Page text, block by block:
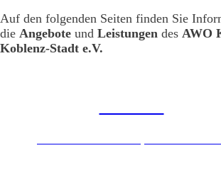
Auf den folgenden Seiten finden Sie
die Angebote und Leistungen des AWO
Koblenz-Stadt e.V.